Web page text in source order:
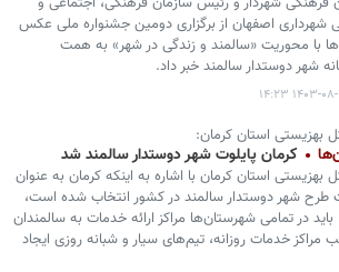
شهرداری اصفهان از برگزاری دومین جشنواره ملی عکس
با محوریت «سالمند و زندگی در شهر» به همت
شهر دوستدار سالمند خبر داد.
۰۸-۲۲ ۱۴:۲۳
بهزیستی استان کرمان:
کرمان پایلوت شهر دوستدار سالمند شد
بهزیستی استان کرمان با اشاره به اینکه کرمان به عنوان
طرح شهر دوستدار سالمند در کشور انتخاب شده است،
در تمامی شهرستان‌ها مراکز ارائه خدمات به سالمندان
مراکز خدمات روزانه، تیم‌های سیار و شبانه روزی ایجاد